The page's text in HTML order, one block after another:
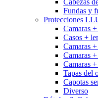
Cabezas
Fundas y
Protecciones
Camaras
Casos +
Camaras
Camaras
Camaras
Tapas del
Capotas
Diverso